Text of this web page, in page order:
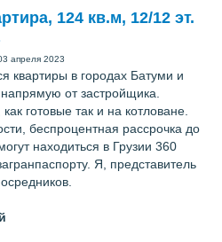
124 кв.м, 12/12 эт.
апреля 2023
квартиры в городах Батуми и
от застройщика.
готовые так и на котловане.
беспроцентная рассрочка до
находиться в Грузии 360
Я, представитель